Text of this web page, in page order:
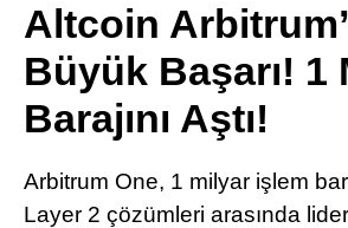
Altcoin
Büyük Başarı! 1
Barajını Aştı!
Arbitrum One, 1 milyar işlem
Layer 2 çözümleri arasında